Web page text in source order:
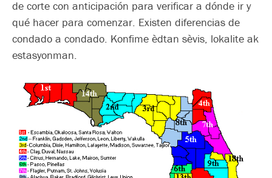
de corte con anticipación para verificar a dónde ir y
qué hacer para comenzar. Existen diferencias de
condado a condado. Konfime èdtan sèvis, lokalite ak
estasyonman.